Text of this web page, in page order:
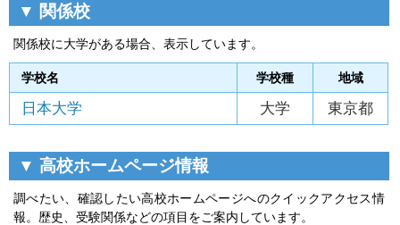
▼ 関係校
関係校に大学がある場合、表示しています。
学校名 学校種 地域
日本大学 大学 東京都
▼ 高校ホームページ情報
調べたい、確認したい高校ホームページへのクイックアクセス情
報。歴史、受験関係などの項目をご案内しています。